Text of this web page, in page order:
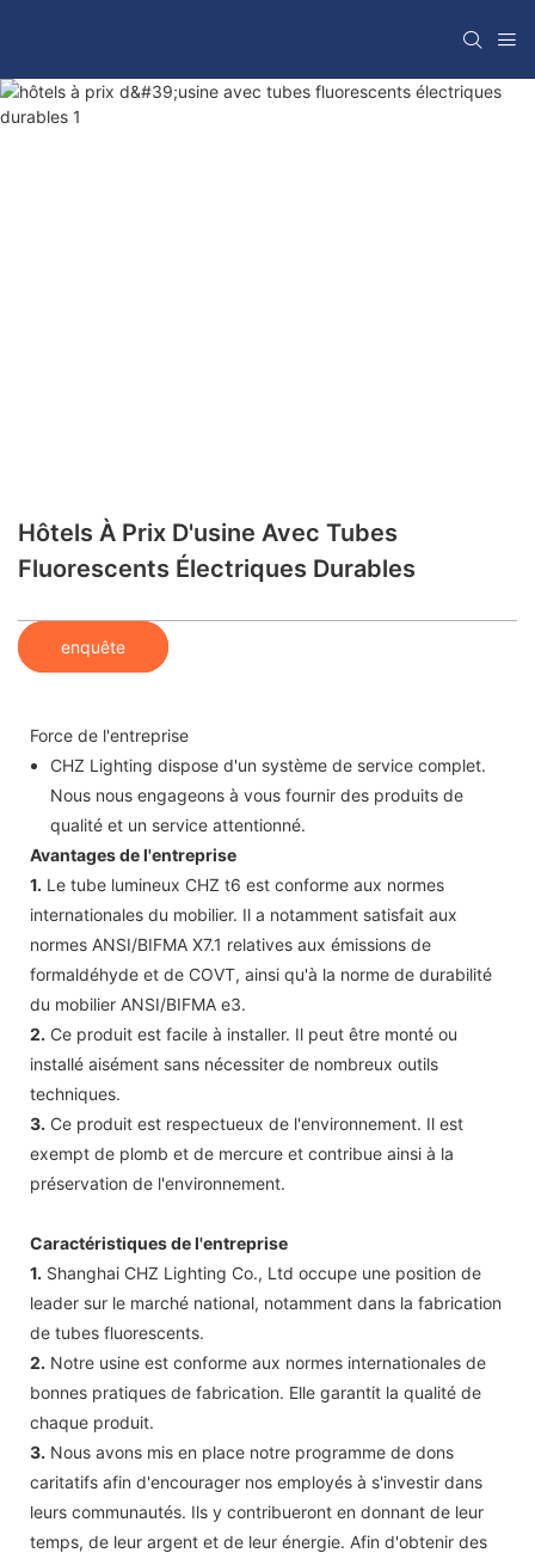
Hôtels À Prix D'usine Avec Tubes
Fluorescents Électriques Durables
enquête
Force de l'entreprise
CHZ Lighting dispose d'un système de service complet.
Nous nous engageons à vous fournir des produits de
qualité et un service attentionné.
Avantages de l'entreprise
1. Le tube lumineux CHZ t6 est conforme aux normes
internationales du mobilier. Il a notamment satisfait aux
normes ANSI/BIFMA X7.1 relatives aux émissions de
formaldéhyde et de COVT, ainsi qu'à la norme de durabilité
du mobilier ANSI/BIFMA e3.
2. Ce produit est facile à installer. Il peut être monté ou
installé aisément sans nécessiter de nombreux outils
techniques.
3. Ce produit est respectueux de l'environnement. Il est
exempt de plomb et de mercure et contribue ainsi à la
préservation de l'environnement.
Caractéristiques de l'entreprise
1. Shanghai CHZ Lighting Co., Ltd occupe une position de
leader sur le marché national, notamment dans la fabrication
de tubes fluorescents.
2. Notre usine est conforme aux normes internationales de
bonnes pratiques de fabrication. Elle garantit la qualité de
chaque produit.
3. Nous avons mis en place notre programme de dons
caritatifs afin d'encourager nos employés à s'investir dans
leurs communautés. Ils y contribueront en donnant de leur
temps, de leur argent et de leur énergie. Afin d'obtenir des